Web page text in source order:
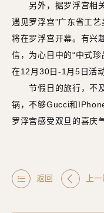
另外，据罗浮宫相关
遇见罗浮宫”广东省工
将在罗浮宫开幕。有兴
信，为心目中的“中式
在12月30日-1月5日活
节假日的旅行，不及
锅，不够Gucci和
罗浮宫感受双旦的喜庆
返回 上